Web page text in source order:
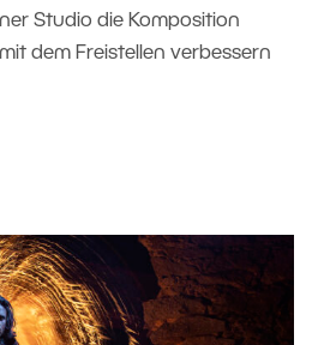
Studio die Komposition
dem Freistellen verbessern